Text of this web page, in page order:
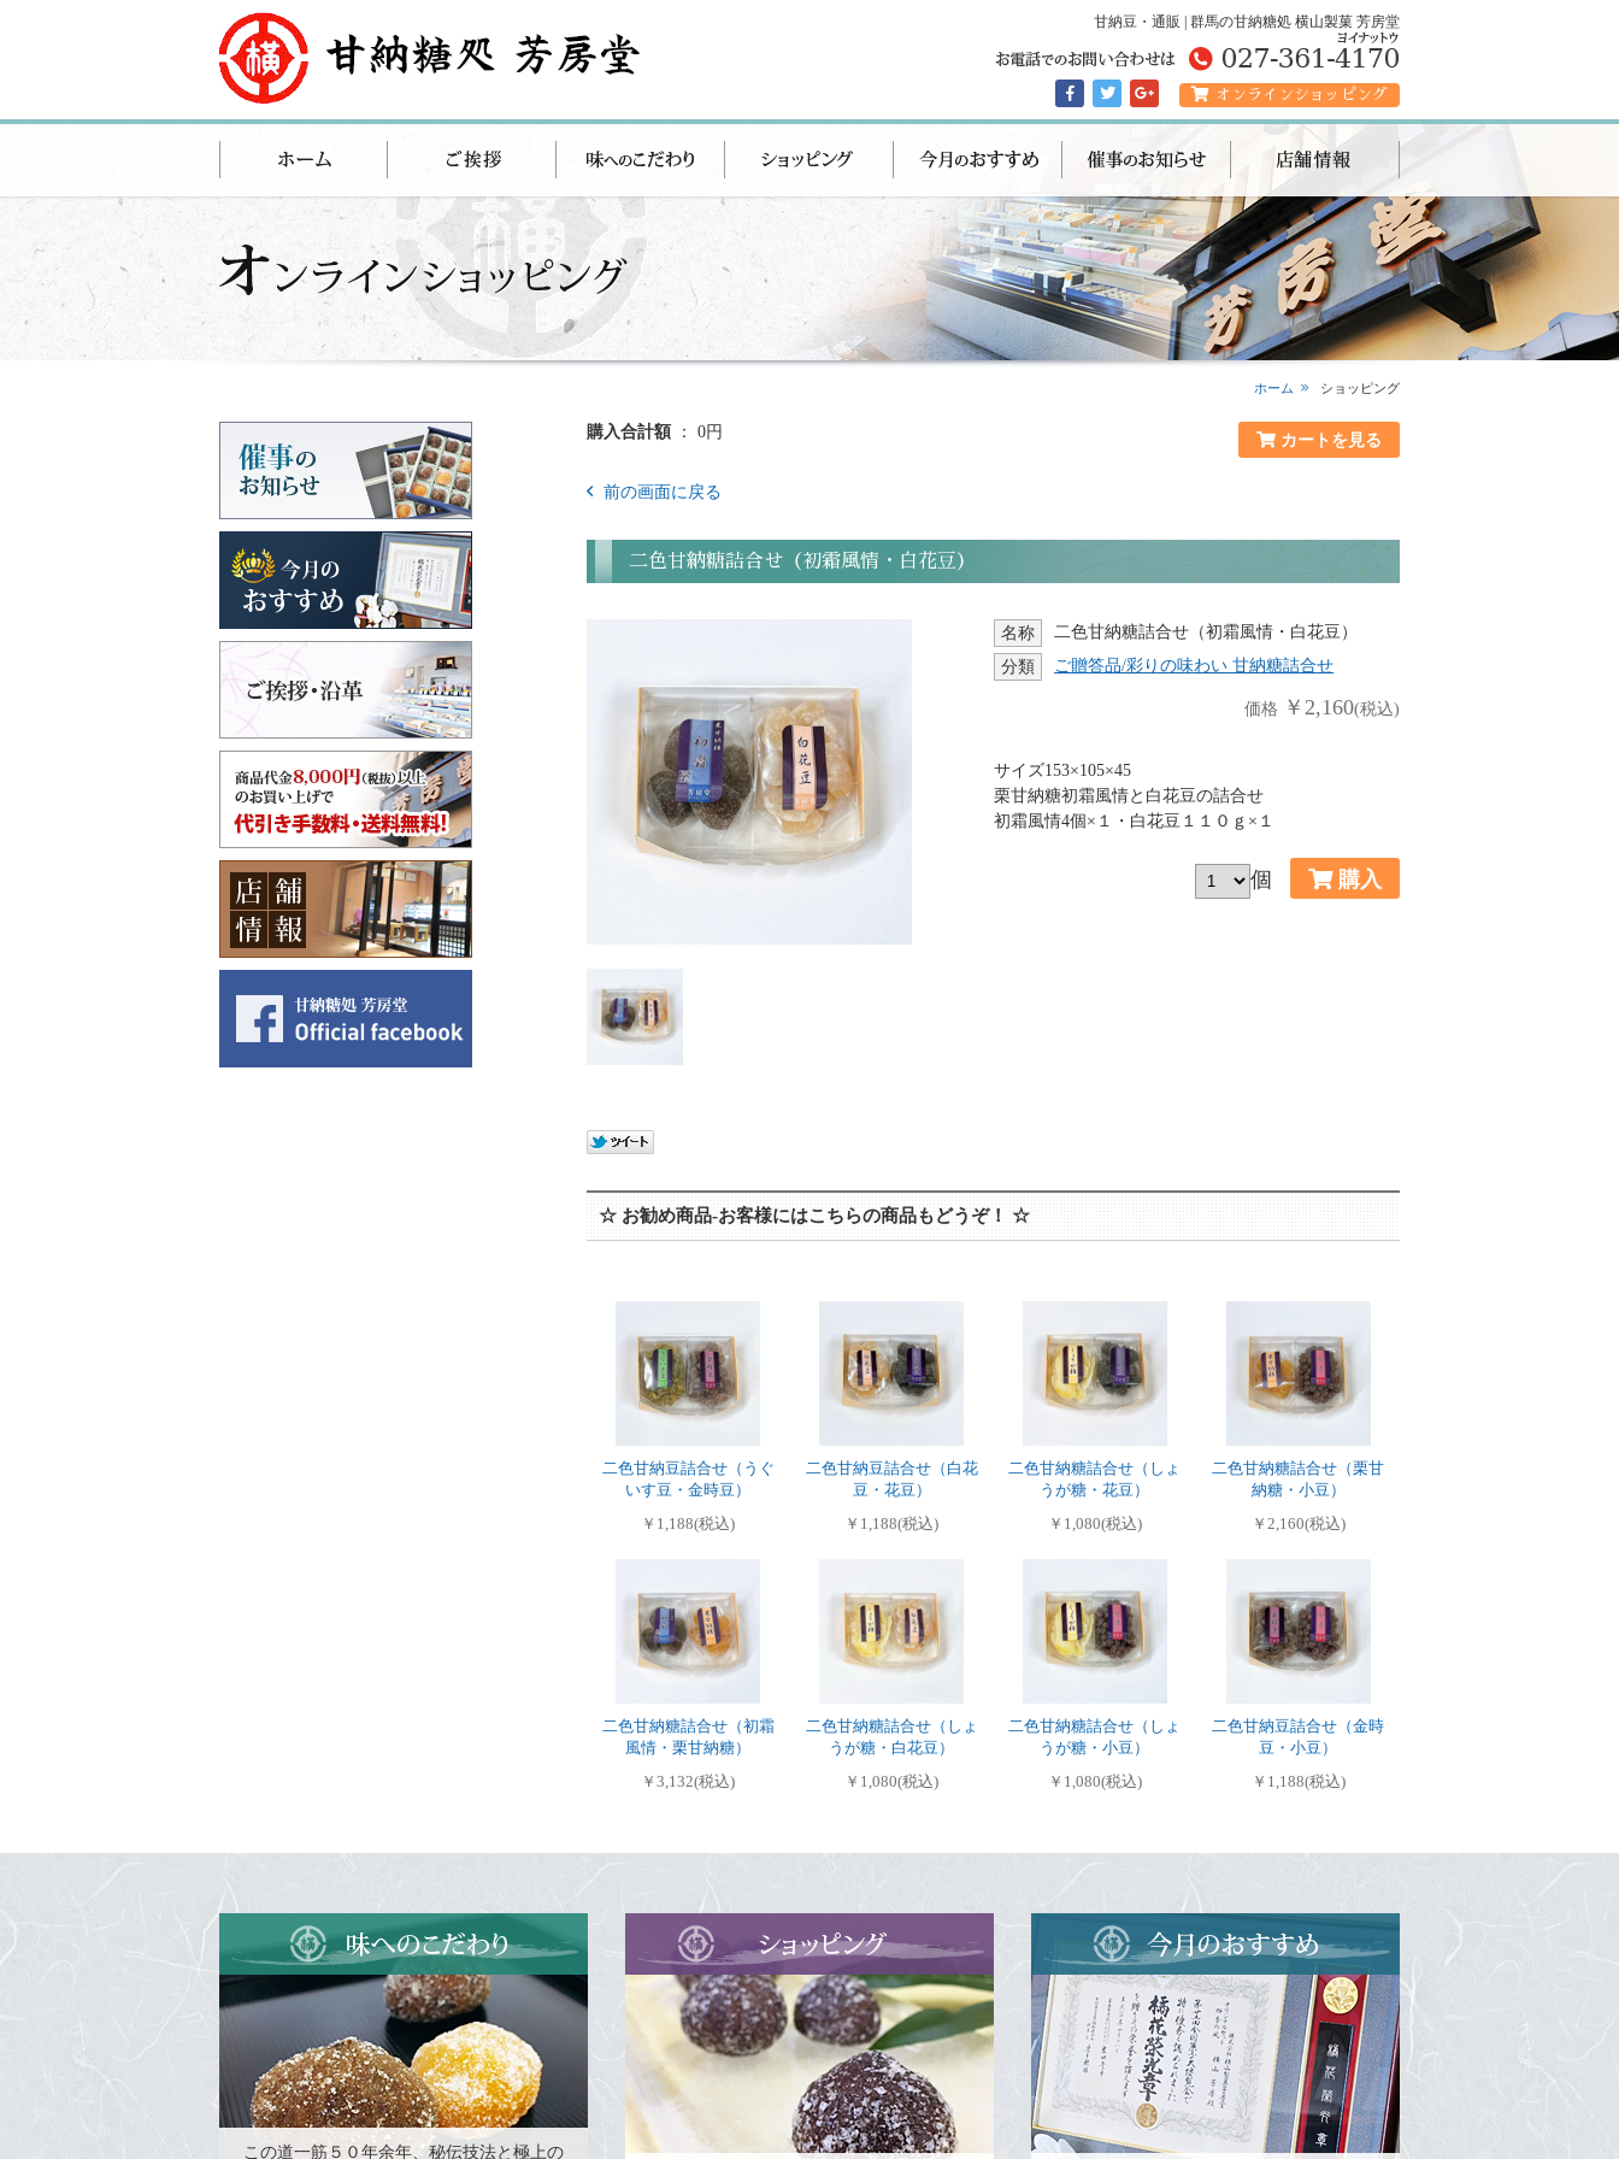
甘納豆・通販 | 群馬の甘納糖処 横山製菓 芳房堂
オンラインショッピング
ホーム ショッピング
購入合計額 ： 0円
前の画面に戻る
二色甘納糖詰合せ（初霜風情・白花豆）
名称
二色甘納糖詰合せ（初霜風情・白花豆）
分類
ご贈答品/彩りの味わい 甘納糖詰合せ
価格 ￥2,160(税込)
サイズ153×105×45
栗甘納糖初霜風情と白花豆の詰合せ
初霜風情4個×１・白花豆１１０ｇ×１
個
☆ お勧め商品-お客様にはこちらの商品もどうぞ！ ☆
二色甘納豆詰合せ（うぐ
いす豆・金時豆）
￥1,188(税込)
二色甘納豆詰合せ（白花
豆・花豆）
￥1,188(税込)
二色甘納糖詰合せ（しょ
うが糖・花豆）
￥1,080(税込)
二色甘納糖詰合せ（栗甘
納糖・小豆）
￥2,160(税込)
二色甘納糖詰合せ（初霜
風情・栗甘納糖）
￥3,132(税込)
二色甘納糖詰合せ（しょ
うが糖・白花豆）
￥1,080(税込)
二色甘納糖詰合せ（しょ
うが糖・小豆）
￥1,080(税込)
二色甘納豆詰合せ（金時
豆・小豆）
￥1,188(税込)
この道一筋５０年余年、秘伝技法と極上の